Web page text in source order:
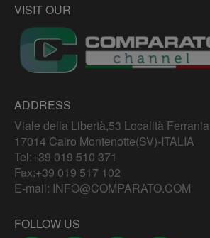
VISIT OUR
ADDRESS
Viale della Libertà,53 Località Ferrania
17014 Cairo Montenotte(SV)-ITALIA
Tel:+39 019 510 371
Fax:+39 019 517 102
E-mail: INFO@COMPARATO.COM
FOLLOW US